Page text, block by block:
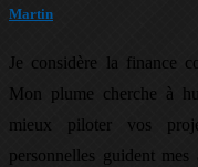
Martin
Je considère la finance
Mon plume cherche à
mieux piloter vos
personnelles guident